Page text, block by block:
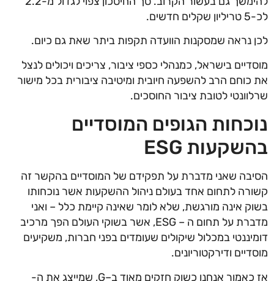
לכ-5 טריליון שקלים חדשים.
לכן נראה שמסקנות הוועדה תקפות ביתר שאת גם כיום.
מוסדיים בישראל, כמנהלי כספי ציבור, צריכים ויכולים לנצל
את כוחם הרב להשפעה חיובית ומיטיבה ציבורית בכל מישור
שרלוונטי לטובת ציבור החוסכים.
נוכחות הגופים המוסדיים
בהשקעות ESG
הסיבה שאני מדברת על תפקידם של המוסדיים בהקשר זה
קשורה לתחום אחד בעולם ניהול ההשקעות אשר נוכחותו
בשוק אינה מורגשת, שלא לומר שאינה קיימת כלל – ואני
מדברת על תחום ה – ESG, אשר בשוקי העולם הפך מרכיב
דומיננטי במכלול שיקולים שעומדים בפני חברות, משקיעים
מוסדיים ודירקטוריונים.
אז כאמור אנחנו כשוק חזקים מאוד ב–G, שמייצג את ה-